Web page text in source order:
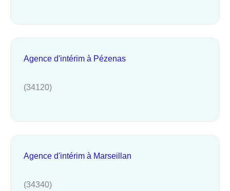
Agence d'intérim à Pézenas
(34120)
Agence d'intérim à Marseillan
(34340)